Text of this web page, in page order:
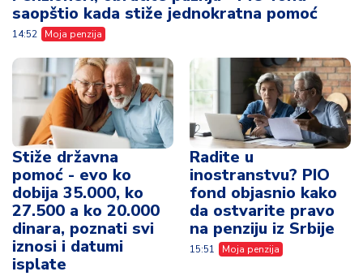
saopštio kada stiže jednokratna pomoć
14:52 Moja penzija
Stiže državna
pomoć - evo ko
dobija 35.000, ko
27.500 a ko 20.000
dinara, poznati svi
iznosi i datumi
isplate
Radite u
inostranstvu? PIO
fond objasnio kako
da ostvarite pravo
na penziju iz Srbije
15:51 Moja penzija